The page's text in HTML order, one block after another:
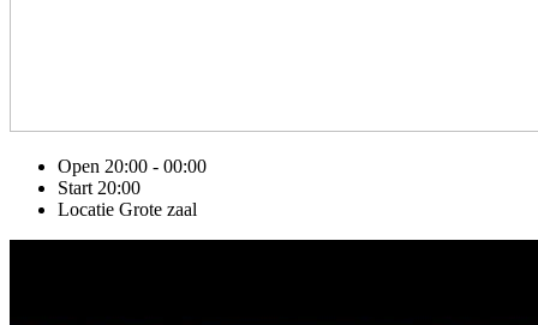
Open 20:00 - 00:00
Start 20:00
Locatie Grote zaal